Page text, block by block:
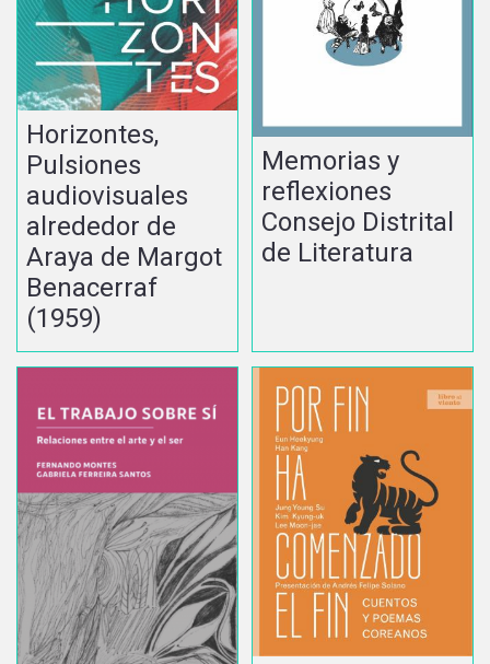
Horizontes,
Pulsiones
audiovisuales
alrededor de
Araya de Margot
Benacerraf
(1959)
Memorias y
reflexiones
Consejo Distrital
de Literatura